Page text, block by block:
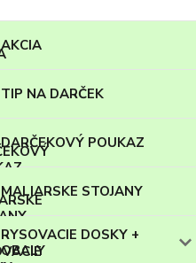
AKCIA
TIP NA DARČEK
DARČEKOVÝ POUKAZ
MALIARSKE STOJANY
RYSOVACIE DOSKY +
OBALY